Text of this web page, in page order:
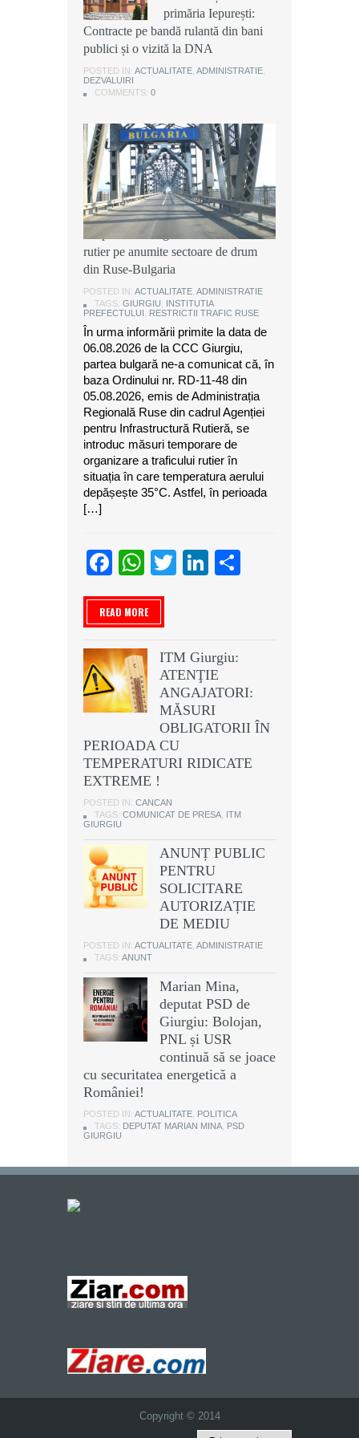
primăria Iepurești:
Contracte pe bandă rulantă din bani
publici și o vizită la DNA
POSTED IN: ACTUALITATE ADMINISTRATIE
DEZVALUIRI
COMMENTS: 0
primăria Iepurești:
Contracte pe bandă rulantă din bani
publici și o vizită la DNA
POSTED IN: ACTUALITATE ADMINISTRATIE
DEZVALUIRI
COMMENTS: 0
primăria Iepurești:
Contracte pe bandă rulantă din bani
publici și o vizită la DNA
POSTED IN: ACTUALITATE ADMINISTRATIE
DEZVALUIRI
COMMENTS: 0
Instituția Prefectului: Măsuri
temporare de organizare a traficului
rutier pe anumite sectoare de drum
din Ruse-Bulgaria
POSTED IN: ACTUALITATE ADMINISTRATIE
TAGS: GIURGIU
INSTITUTIA
PREFECTULUI
RESTRICTII TRAFIC RUSE
În urma informării primite la data de
06.08.2026 de la CCC Giurgiu,
partea bulgară ne-a comunicat că, în
baza Ordinului nr. RD-11-48 din
05.08.2026, emis de Administrația
Regională Ruse din cadrul Agenției
pentru Infrastructură Rutieră, se
introduc măsuri temporare de
organizare a traficului rutier în
situația în care temperatura aerului
depășește 35°C. Astfel, în perioada
[…]
Facebook
WhatsApp
TwitterLinkedIn
READ MORE
ITM Giurgiu:
ATENŢIE
ANGAJATORI:
MĂSURI
OBLIGATORII ÎN
PERIOADA CU
TEMPERATURI RIDICATE
EXTREME !
POSTED IN: CANCAN
TAGS: COMUNICAT DE PRESA ITM
GIURGIU
ANUNȚ PUBLIC
PENTRU
SOLICITARE
AUTORIZAȚIE
DE MEDIU
POSTED IN: ACTUALITATE ADMINISTRATIE
TAGS: ANUNT
Marian Mina,
deputat PSD de
Giurgiu: Bolojan,
PNL și USR
continuă să se joace
cu securitatea energetică a
României!
POSTED IN: ACTUALITATE POLITICA
TAGS: DEPUTAT MARIAN MINA PSD
GIURGIU
Copyright © 2014